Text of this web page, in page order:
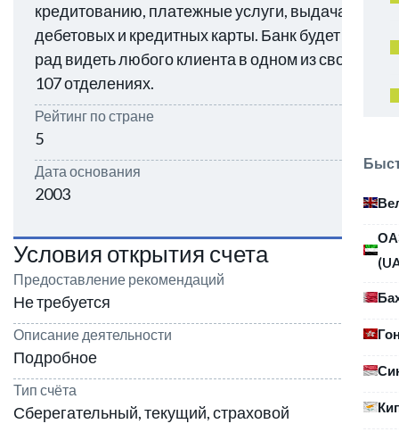
кредитованию, платежные услуги, выдача
дебетовых и кредитных карты. Банк будет
рад видеть любого клиента в одном из своих
107 отделениях.
Рейтинг по стране
5
Дата основания
2003
Условия открытия счета
Предоставление рекомендаций
Не требуется
Описание деятельности
Подробное
Тип счёта
Сберегательный, текущий, страховой